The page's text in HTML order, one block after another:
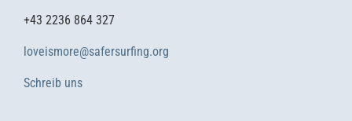
+43 2236 864 327
loveismore@safersurfing.org
Schreib uns